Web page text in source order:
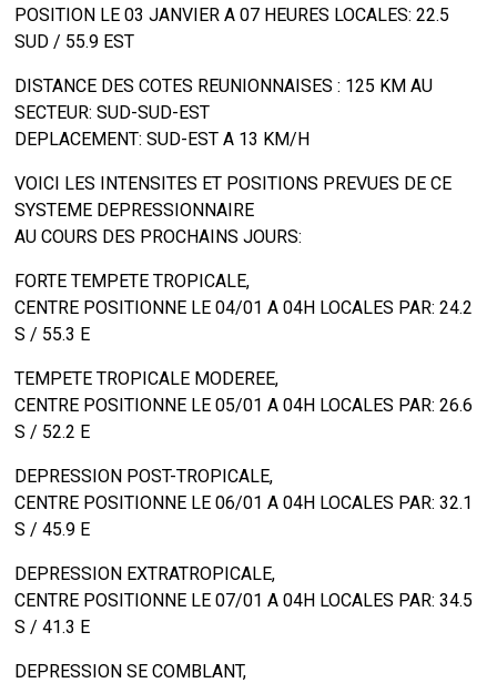
POSITION LE 03 JANVIER A 07 HEURES LOCALES: 22.5
SUD / 55.9 EST
DISTANCE DES COTES REUNIONNAISES : 125 KM AU
SECTEUR: SUD-SUD-EST
DEPLACEMENT: SUD-EST A 13 KM/H
VOICI LES INTENSITES ET POSITIONS PREVUES DE CE
SYSTEME DEPRESSIONNAIRE
AU COURS DES PROCHAINS JOURS:
FORTE TEMPETE TROPICALE,
CENTRE POSITIONNE LE 04/01 A 04H LOCALES PAR: 24.2
S / 55.3 E
TEMPETE TROPICALE MODEREE,
CENTRE POSITIONNE LE 05/01 A 04H LOCALES PAR: 26.6
S / 52.2 E
DEPRESSION POST-TROPICALE,
CENTRE POSITIONNE LE 06/01 A 04H LOCALES PAR: 32.1
S / 45.9 E
DEPRESSION EXTRATROPICALE,
CENTRE POSITIONNE LE 07/01 A 04H LOCALES PAR: 34.5
S / 41.3 E
DEPRESSION SE COMBLANT,